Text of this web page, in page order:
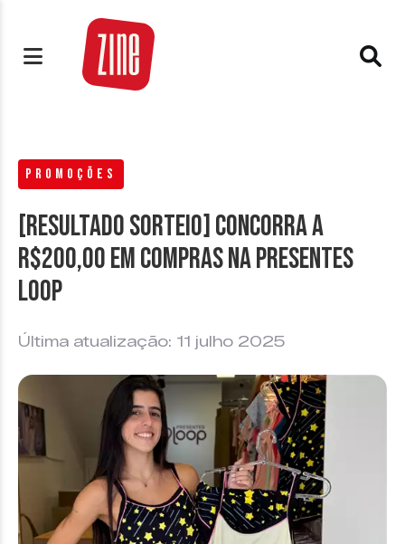
PROMOÇÕES
[RESULTADO SORTEIO] Concorra a
R$200,00 em compras na Presentes
LOOP
Última atualização: 11 julho 2025